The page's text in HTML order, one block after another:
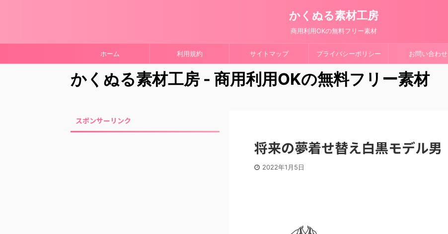
かくぬる素材工房
商用利用OKの無料フリー素材
ホーム 利用規約 サイトマップ プライバシーポリシー お問い合わせ
かくぬる素材工房 - 商用利用OKの無料フリー素材
将来の夢着せ替え白黒モデル男
2022年1月5日
スポンサーリンク